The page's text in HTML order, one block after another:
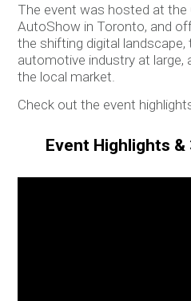
The event was hosted at the
AutoShow in Toronto, and
the shifting digital
automotive industry at large,
the local market.
Check out the event
Event Highlights &